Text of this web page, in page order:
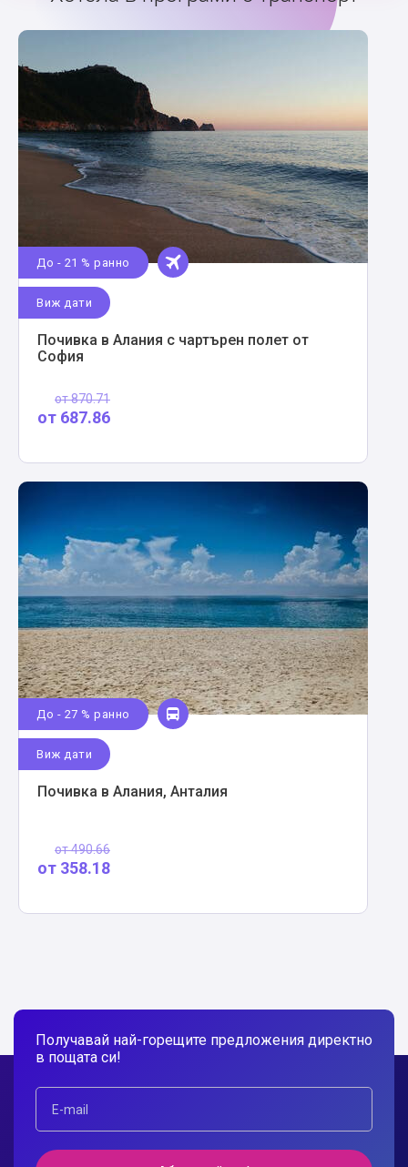
До - 21 % ранно
Виж дати
Почивка в Алания с чартърен полет от
София
от870.71
от 687.86
До - 27 % ранно
Виж дати
Почивка в Алания, Анталия
от490.66
от 358.18
Получавай най-горещите предложения директно
в пощата си!